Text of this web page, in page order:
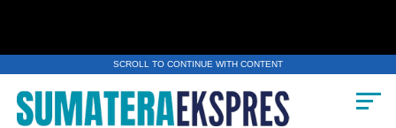
SCROLL TO CONTINUE WITH CONTENT